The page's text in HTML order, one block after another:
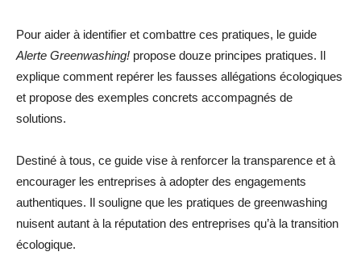
Pour aider à identifier et combattre ces pratiques, le guide
Alerte Greenwashing! propose douze principes pratiques. Il
explique comment repérer les fausses allégations écologiques
et propose des exemples concrets accompagnés de
solutions.
Destiné à tous, ce guide vise à renforcer la transparence et à
encourager les entreprises à adopter des engagements
authentiques. Il souligne que les pratiques de greenwashing
nuisent autant à la réputation des entreprises qu’à la transition
écologique.